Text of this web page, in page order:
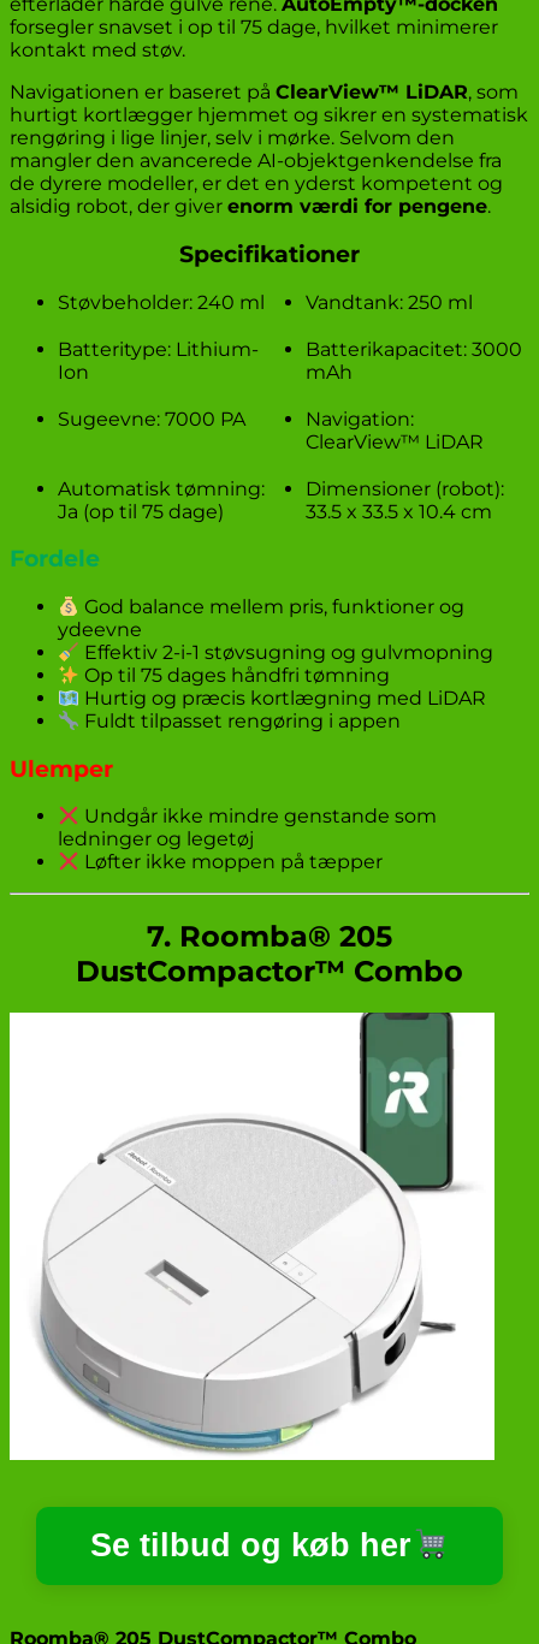
forsegler snavset i op til 75 dage, hvilket minimerer
kontakt med støv.
Navigationen er baseret på ClearView™ LiDAR, som
hurtigt kortlægger hjemmet og sikrer en systematisk
rengøring i lige linjer, selv i mørke. Selvom den
mangler den avancerede AI-objektgenkendelse fra
de dyrere modeller, er det en yderst kompetent og
alsidig robot, der giver enorm værdi for pengene.
Specifikationer
Støvbeholder: 240 ml Vandtank: 250 ml
Batteritype: Lithium-
Ion
Batterikapacitet: 3000
mAh
Sugeevne: 7000 PA
Navigation:
ClearView™ LiDAR
Automatisk tømning:
Ja (op til 75 dage)
Dimensioner (robot):
33.5 x 33.5 x 10.4 cm
Fordele
God balance mellem pris, funktioner og
ydeevne
Effektiv 2-i-1 støvsugning og gulvmopning
Op til 75 dages håndfri tømning
Hurtig og præcis kortlægning med LiDAR
Fuldt tilpasset rengøring i appen
Ulemper
Undgår ikke mindre genstande som
ledninger og legetøj
Løfter ikke moppen på tæpper
7. Roomba® 205
DustCompactor™ Combo
Se tilbud og køb her
Roomba® 205 DustCompactor™ Combo